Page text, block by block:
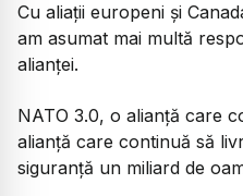
Cu aliații europeni și
am asumat mai multă
alianței.
NATO 3.0, o alianță care
alianță care continuă să
siguranță un miliard de